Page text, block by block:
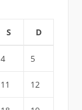
S D
4 5
11 12